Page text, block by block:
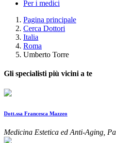
Per i medici
Pagina principale
Cerca Dottori
Italia
Roma
Umberto Torre
Gli specialisti più vicini a te
Dott.ssa Francesca Mazzeo
Medicina Estetica ed Anti-Aging,